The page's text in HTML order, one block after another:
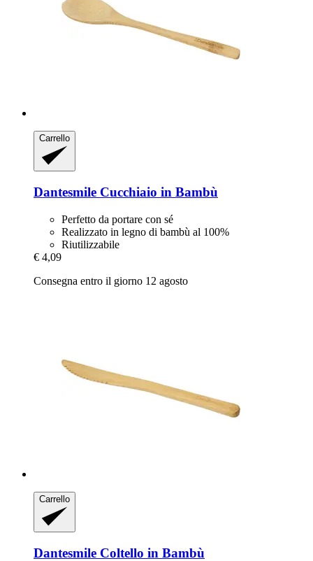
Carrello
Dantesmile Cucchiaio in Bambù
Perfetto da portare con sé
Realizzato in legno di bambù al 100%
Riutilizzabile
€ 4,09
Consegna entro il giorno 12 agosto
Carrello
Dantesmile Coltello in Bambù